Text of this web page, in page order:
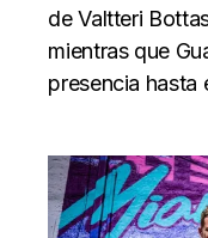
de Valtteri
mientras que
presencia hasta